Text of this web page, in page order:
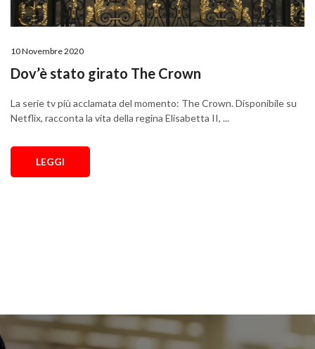
10 Novembre 2020
Dov’è stato girato The Crown
La serie tv più acclamata del momento: The Crown. Disponibile su
Netflix, racconta la vita della regina Elisabetta II, ...
LEGGI